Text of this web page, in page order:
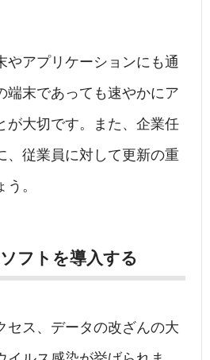
やアプリケーションにも通
端末であっても速やかにア
が大切です。また、企業任
、従業員に対して更新の重
。
フトを導入する
セス、データの改ざんの大